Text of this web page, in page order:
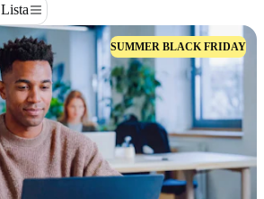
Lista
SUMMER BLACK FRIDAY